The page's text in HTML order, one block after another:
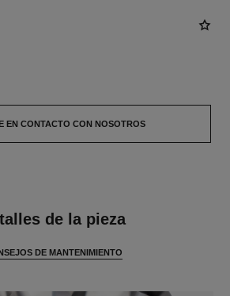
EN CONTACTO CON NOSOTROS
de la pieza
DE MANTENIMIENTO